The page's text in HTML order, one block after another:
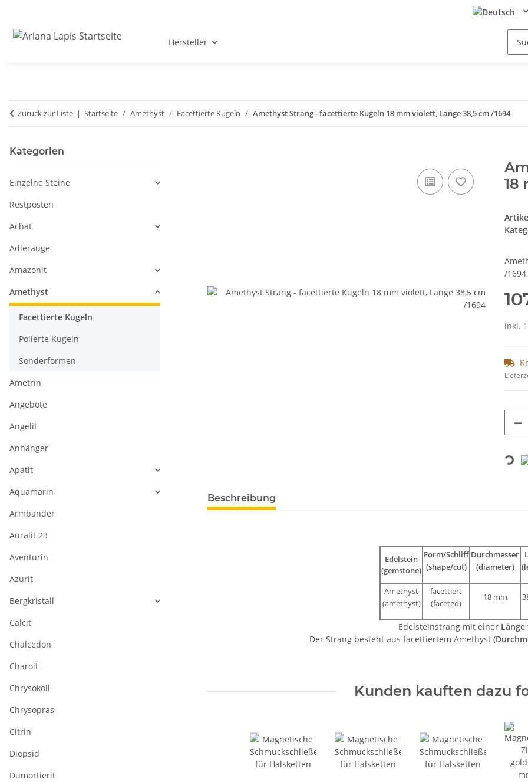
Hersteller
Zurück zur Liste Startseite Amethyst Facettierte Kugeln Amethyst Strang - facettierte Kugeln 18 mm violett, Länge 38,5 cm /1694
18
/1694
inkl.
Loading...
weitere Registerkarten anzeigen
Beschreibung
Edelstein
(gemstone)
Form/Schliff
(shape/cut)
Durchmesser
(diameter)
Amethyst
(amethyst)
facettiert
(faceted)
18 mm
Edelsteinstrang mit einer Länge
Der Strang besteht aus facettiertem Amethyst
Kunden kauften dazu
Kategorien
Einzelne Steine
Restposten
Achat
Adlerauge
Amazonit
Amethyst
Facettierte Kugeln
Polierte Kugeln
Sonderformen
Ametrin
Angebote
Angelit
Anhänger
Apatit
Aquamarin
Armbänder
Auralit 23
Aventurin
Azurit
Bergkristall
Calcit
Chalcedon
Charoit
Chrysokoll
Chrysopras
Citrin
Diopsid
Dumortierit